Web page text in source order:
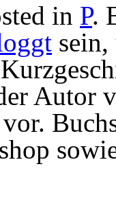
in P.
Autor